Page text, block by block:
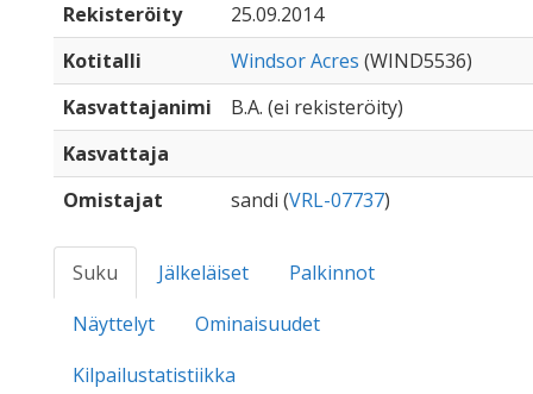
Rekisteröity
25.09.2014
Kotitalli
Windsor Acres (WIND5536)
Kasvattajanimi
B.A. (ei rekisteröity)
Kasvattaja
Omistajat
sandi (VRL-07737)
Suku Jälkeläiset
Palkinnot
Näyttelyt
Ominaisuudet
Kilpailustatistiikka